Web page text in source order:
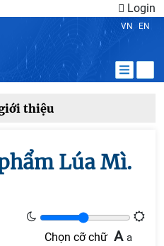
Login
VN EN
thiệu
Lúa Mì.
Chọn cỡ chữ A a